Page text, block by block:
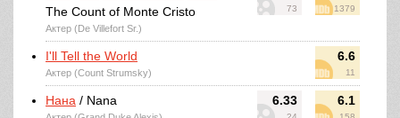
73 1379
The Count of Monte Cristo
Актер (De Villefort Sr.)
6.6
11
I'll Tell the World
Актер (Count Strumsky)
6.33 6.1
Нана / Nana